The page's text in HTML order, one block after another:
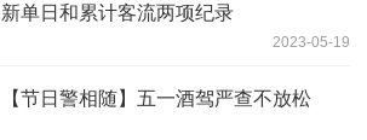
新单日和累计客流两项纪录
2023-05-19
【节日警相随】五一酒驾严查不放松